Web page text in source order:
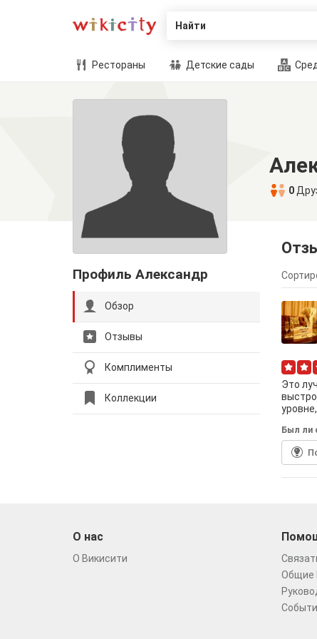
Найти
Рестораны Детские сады
0
Профиль Александр
Обзор
Отзывы
Комплименты
Коллекции
Это
Был ли
О нас
О Викисити
Общие